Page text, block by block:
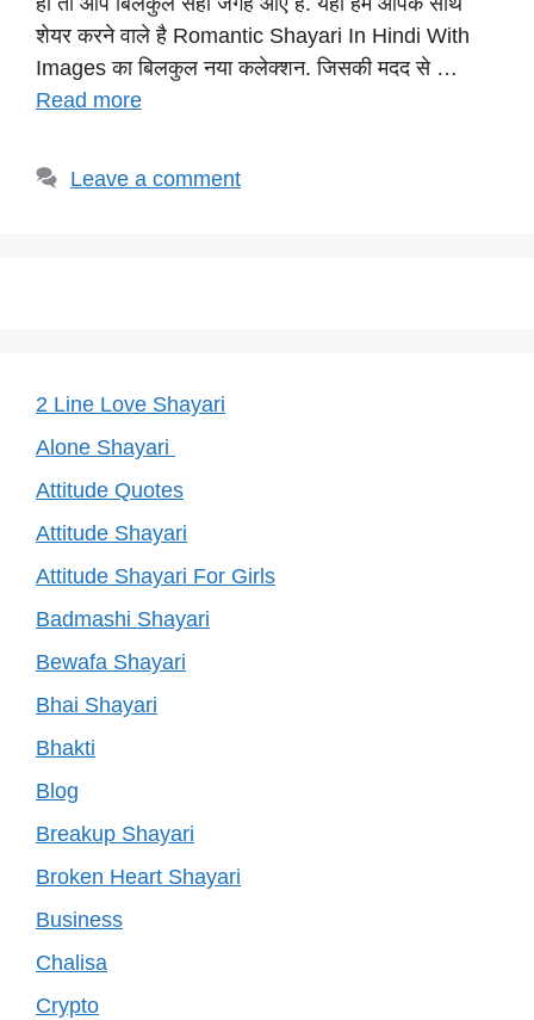
p
p
o
o
k
m
n
k
शेयर करने वाले है Romantic Shayari In Hindi With
Images का बिलकुल नया कलेक्शन. जिसकी मदद से …
Read more
Leave a comment
2 Line Love Shayari
Alone Shayari
Attitude Quotes
Attitude Shayari
Attitude Shayari For Girls
Badmashi Shayari
Bewafa Shayari
Bhai Shayari
Bhakti
Blog
Breakup Shayari
Broken Heart Shayari
Business
Chalisa
Crypto